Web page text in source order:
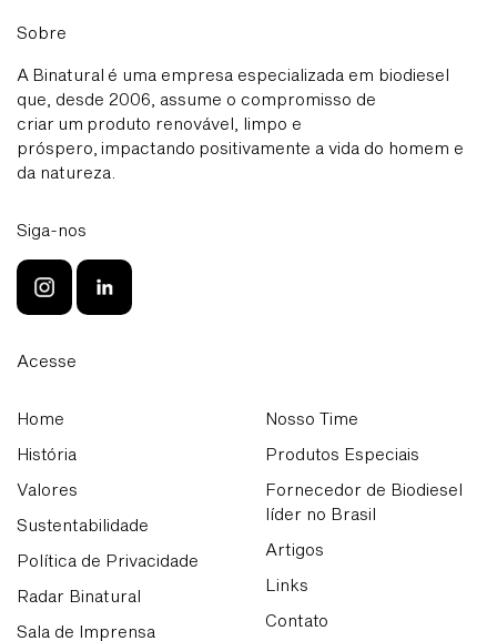
Sobre
A Binatural é uma empresa especializada em biodiesel
que, desde 2006, assume o compromisso de
criar um produto renovável, limpo e
próspero, impactando positivamente a vida do homem e
da natureza.
Siga-nos
Acesse
Home
História
Valores
Sustentabilidade
Política de Privacidade
Radar Binatural
Sala de Imprensa
Nosso Time
Produtos Especiais
Fornecedor de Biodiesel
líder no Brasil
Artigos
Links
Contato